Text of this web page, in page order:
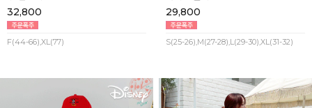
32,800
F(44-66),XL(77)
29,800
S(25-26),M(27-28),L(29-30),XL(31-32)